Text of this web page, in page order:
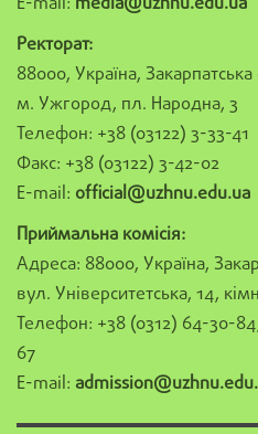
Ректорат:
88000, Україна,
м. Ужгород, пл. Народна, 3
Телефон: +38 (03122) 3-33-41
Факс: +38 (03122) 3-42-02
E-mail: official@uzhnu.edu.ua
Приймальна комісія:
Адреса: 88000, Україна,
вул. Університетська, 14,
Телефон: +38 (0312) 64-30-
67
E-mail: